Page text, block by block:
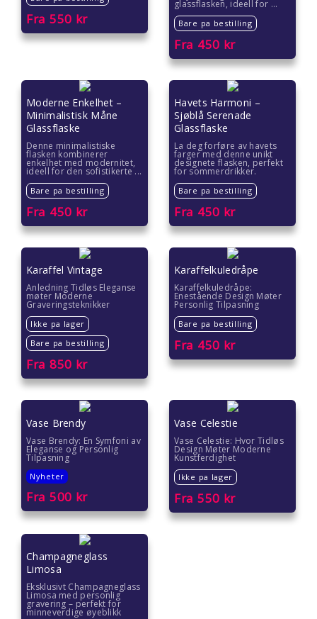
Fra 550 kr
glassflasken, ideell for ...
Bare pa bestilling
Fra 450 kr
Moderne Enkelhet –
Minimalistisk Måne
Glassflaske
Denne minimalistiske
flasken kombinerer
enkelhet med modernitet,
ideell for den sofistikerte ...
Bare pa bestilling
Fra 450 kr
Havets Harmoni –
Sjøblå Serenade
Glassflaske
La deg forføre av havets
farger med denne unikt
designete flasken, perfekt
for sommerdrikker.
Bare pa bestilling
Fra 450 kr
Karaffel Vintage
Anledning Tidløs Eleganse
møter Moderne
Graveringsteknikker
Ikke pa lager
Bare pa bestilling
Fra 850 kr
Karaffelkuledråpe
Karaffelkuledråpe:
Enestående Design Møter
Personlig Tilpasning
Bare pa bestilling
Fra 450 kr
Vase Brendy
Vase Brendy: En Symfoni av
Eleganse og Personlig
Tilpasning
Nyheter
Fra 500 kr
Vase Celestie
Vase Celestie: Hvor Tidløs
Design Møter Moderne
Kunstferdighet
Ikke pa lager
Fra 550 kr
Champagneglass
Limosa
Eksklusivt Champagneglass
Limosa med personlig
gravering – perfekt for
minneverdige øyeblikk